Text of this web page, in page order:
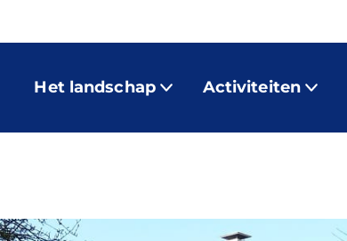
Het landschap Activiteiten